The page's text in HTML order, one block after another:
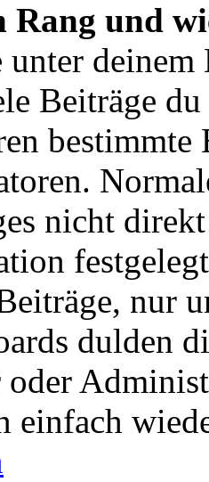
Rang und
unter deinem
Beiträge
bestimmte
nicht
nur
dulden
einfach